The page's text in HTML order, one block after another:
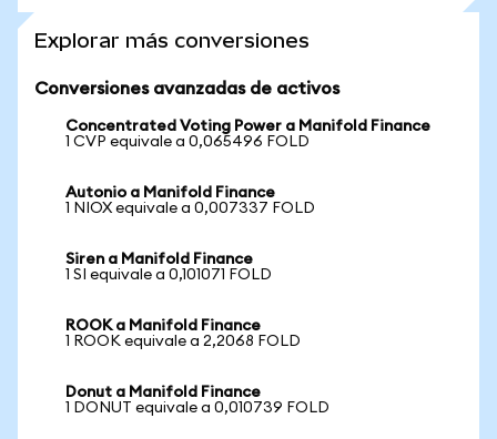
Explorar más conversiones
Conversiones avanzadas de activos
Concentrated Voting Power a Manifold Finance
1 CVP equivale a 0,065496 FOLD
Autonio a Manifold Finance
1 NIOX equivale a 0,007337 FOLD
Siren a Manifold Finance
1 SI equivale a 0,101071 FOLD
ROOK a Manifold Finance
1 ROOK equivale a 2,2068 FOLD
Donut a Manifold Finance
1 DONUT equivale a 0,010739 FOLD